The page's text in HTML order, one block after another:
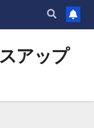
アップ